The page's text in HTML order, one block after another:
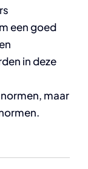
een goed
in deze
maar